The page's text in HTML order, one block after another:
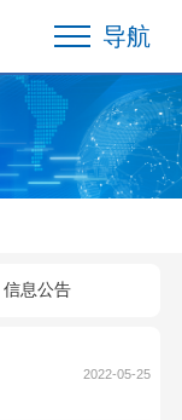
导航
信息公告
2022-05-25